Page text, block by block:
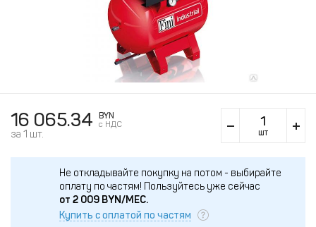
16 065.34
BYN
c НДС
за 1 шт. шт
Не откладывайте покупку на потом - выбирайте
оплату по частям! Пользуйтесь уже сейчас
от 2 009 BYN/МЕС.
Купить с оплатой по частям